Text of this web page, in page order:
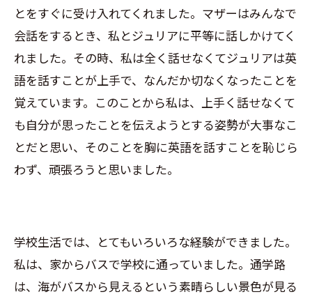
とをすぐに受け入れてくれました。マザーはみんなで
会話をするとき、私とジュリアに平等に話しかけてく
れました。その時、私は全く話せなくてジュリアは英
語を話すことが上手で、なんだか切なくなったことを
覚えています。このことから私は、上手く話せなくて
も自分が思ったことを伝えようとする姿勢が大事なこ
とだと思い、そのことを胸に英語を話すことを恥じら
わず、頑張ろうと思いました。
学校生活では、とてもいろいろな経験ができました。
私は、家からバスで学校に通っていました。通学路
は、海がバスから見えるという素晴らしい景色が見る